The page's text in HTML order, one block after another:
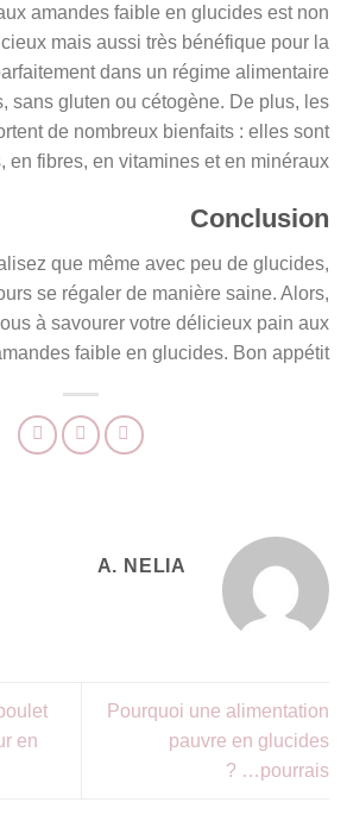
amandes faible en glucides est non
mais aussi très bénéfique pour la
dans un régime alimentaire
sans gluten ou cétogène. De plus, les
de nombreux bienfaits : elles sont
en fibres, en vitamines et en minéraux.
Conclusion
que même avec peu de glucides,
se régaler de manière saine. Alors,
à savourer votre délicieux pain aux
faible en glucides. Bon appétit !
A. NELIA
Pourquoi une alimentation
pauvre en glucides
pourrais… ?
en